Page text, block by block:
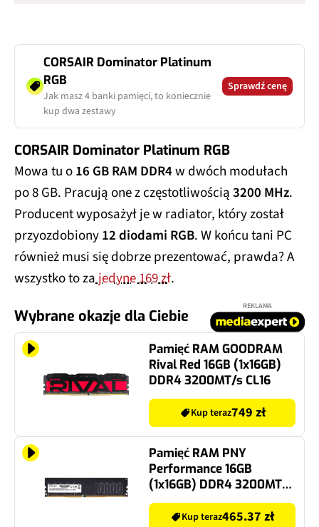
CORSAIR Dominator Platinum
RGB
Jak masz 4 banki pamięci, to koniecznie
kup dwa zestawy
Sprawdź cenę
CORSAIR Dominator Platinum RGB
Mowa tu o16 GB RAM DDR4w dwóch modułach
po 8 GB. Pracują one z częstotliwością3200 MHz.
Producent wyposażył je w radiator, który został
przyozdobiony12 diodami RGB. W końcu tani PC
również musi się dobrze prezentować, prawda? A
wszystko to zajedyne 169 zł.
Wybrane okazje dla Ciebie
REKLAMA
Pamięć RAM GOODRAM
Rival Red 16GB (1x16GB)
DDR4 3200MT/s CL16
Kup teraz749 zł
Pamięć RAM PNY
Performance 16GB
(1x16GB) DDR4 3200MT/s
CL22
Kup teraz465.37 zł